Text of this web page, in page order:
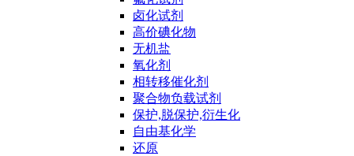
卤化试剂
高价碘化物
无机盐
氧化剂
相转移催化剂
聚合物负载试剂
保护,脱保护,衍生化
自由基化学
还原